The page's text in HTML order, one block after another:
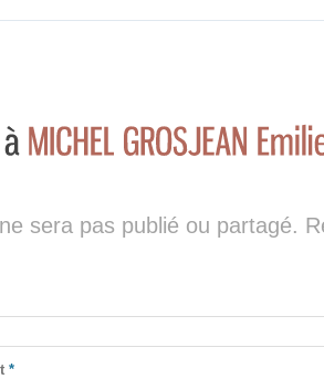
sera pas publié ou partagé.
*